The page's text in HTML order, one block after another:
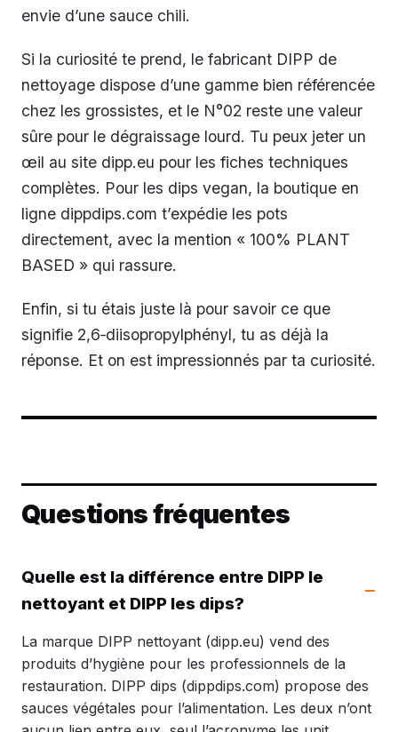
envie d’une sauce chili.
Si la curiosité te prend, le fabricant DIPP de
nettoyage dispose d’une gamme bien référencée
chez les grossistes, et le N°02 reste une valeur
sûre pour le dégraissage lourd. Tu peux jeter un
œil au site dipp.eu pour les fiches techniques
complètes. Pour les dips vegan, la boutique en
ligne dippdips.com t’expédie les pots
directement, avec la mention « 100% PLANT
BASED » qui rassure.
Enfin, si tu étais juste là pour savoir ce que
signifie 2,6‑diisopropylphényl, tu as déjà la
réponse. Et on est impressionnés par ta curiosité.
Questions fréquentes
Quelle est la différence entre DIPP le
nettoyant et DIPP les dips?
La marque DIPP nettoyant (dipp.eu) vend des
produits d’hygiène pour les professionnels de la
restauration. DIPP dips (dippdips.com) propose des
sauces végétales pour l’alimentation. Les deux n’ont